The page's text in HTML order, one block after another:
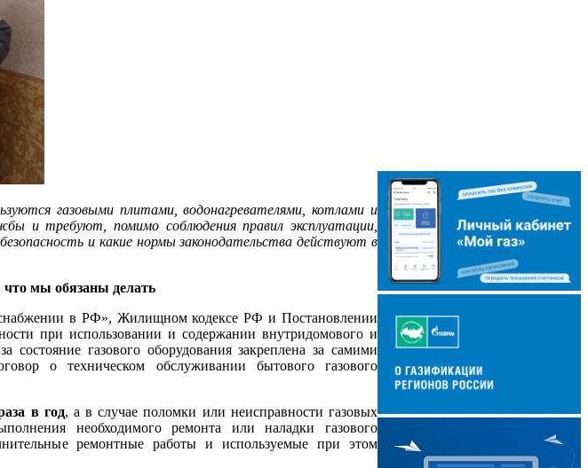
газовыми плитами, водонагревателями, котлами и
и требуют, помимо соблюдения правил эксплуатации,
и какие нормы законодательства действуют в
что мы обязаны делать
в РФ», Жилищном кодексе РФ и Постановлении
при использовании и содержании внутридомового и
состояние газового оборудования закреплена за самими
о техническом обслуживании бытового газового
в год, а в случае поломки или неисправности газовых
необходимого ремонта или наладки газового
ремонтные работы и используемые при этом